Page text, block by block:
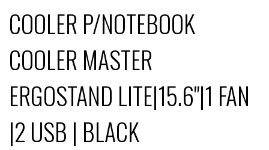
COOLER P/NOTEBOOK
COOLER MASTER
ERGOSTAND LITE|15.6"|1 FAN
|2 USB | BLACK